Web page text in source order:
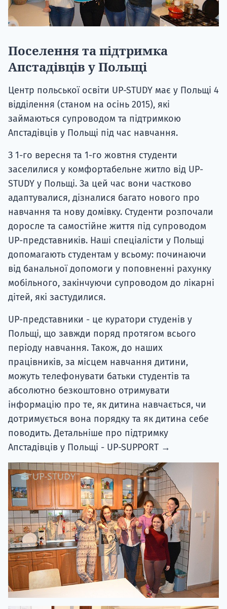
Поселення та підтримка
Апстадівців у Польщі
Центр польської освіти UP-STUDY має у Польщі 4
відділення (станом на осінь 2015), які
займаються супроводом та підтримкою
Апстадівців у Польщі під час навчання.
З 1-го вересня та 1-го жовтня студенти
заселилися у комфортабельне житло від UP-
STUDY у Польщі. За цей час вони частково
адаптувалися, дізналися багато нового про
навчання та нову домівку. Студенти розпочали
доросле та самостійне життя під супроводом
UP-представників. Наші спеціалісти у Польщі
допомагають студентам у всьому: починаючи
від банальної допомоги у поповненні рахунку
мобільного, закінчуючи супроводом до лікарні
дітей, які застудилися.
UP-представники - це куратори студенів у
Польщі, що завжди поряд протягом всього
періоду навчання. Також, до наших
працівників, за місцем навчання дитини,
можуть телефонувати батьки студентів та
абсолютно безкоштовно отримувати
інформацію про те, як дитина навчається, чи
дотримується вона порядку та як дитина себе
поводить. Детальніше про підтримку
Апстадівців у Польщі - UP-SUPPORT →